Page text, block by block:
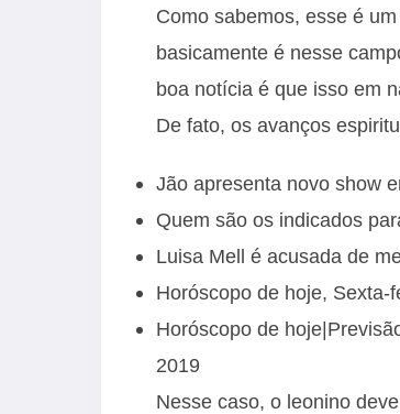
Como sabemos, esse é
basicamente é nesse
boa notícia é que isso em
De fato, os avanços
Jão apresenta novo show
Quem são os indicados
Luisa Mell é acusada de
Horóscopo de hoje,
Horóscopo de
2019
Nesse caso, o leonino